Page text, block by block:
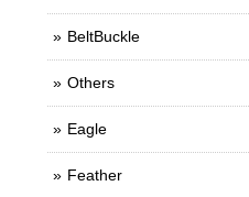
BeltBuckle
Others
Eagle
Feather